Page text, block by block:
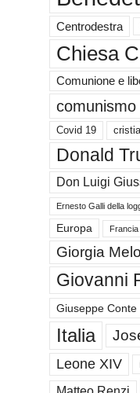
Centrodestra
Chiesa
Comunione e
comunismo
Covid 19
Donald
Don Luigi
Ernesto Galli della
Europa Francia
Giorgia
Giovanni
Giuseppe Conte
Italia
Leone XIV